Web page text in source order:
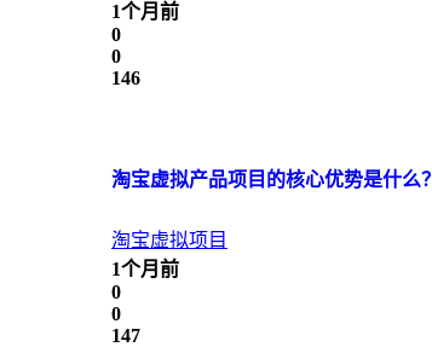
1个月前
0
0
146
淘宝虚拟产品项目的核心优势是什么？
淘宝虚拟项目
1个月前
0
0
147